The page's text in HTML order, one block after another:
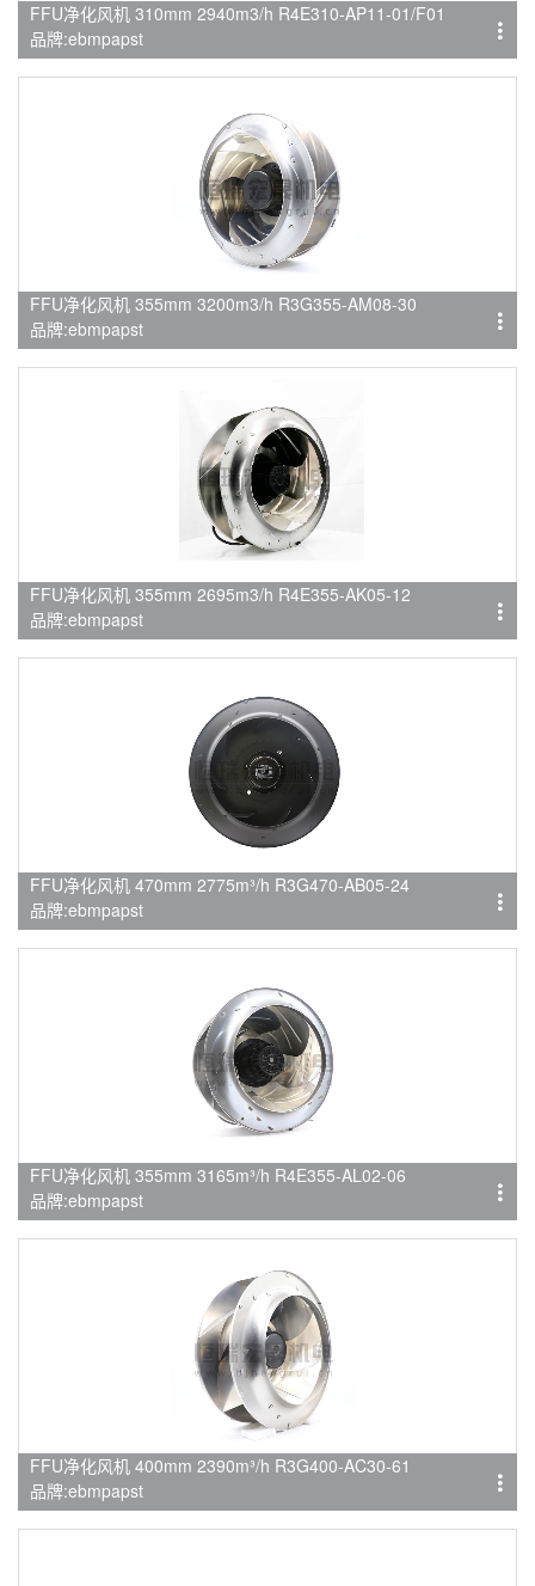
FFU净化风机 310mm 2940m3/h R4E310-AP11-01/F01
品牌:ebmpapst
FFU净化风机 355mm 3200m3/h R3G355-AM08-30
品牌:ebmpapst
FFU净化风机 355mm 2695m3/h R4E355-AK05-12​​​​​​​
品牌:ebmpapst
FFU净化风机 470mm 2775m³/h R3G470-AB05-24
品牌:ebmpapst
FFU净化风机 355mm 3165m³/h R4E355-AL02-06
品牌:ebmpapst
FFU净化风机 400mm 2390m³/h R3G400-AC30-61
品牌:ebmpapst